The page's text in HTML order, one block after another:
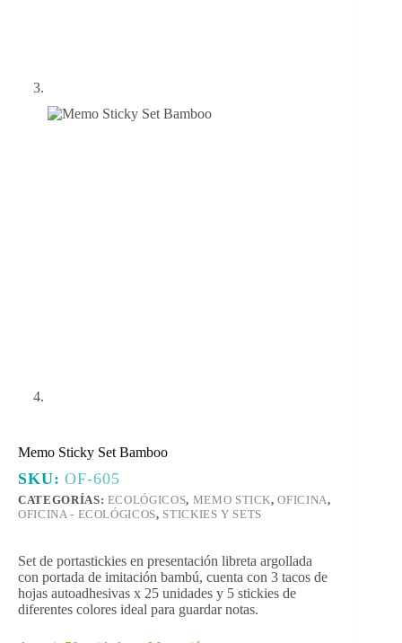
Memo Sticky Set Bamboo
SKU:OF-605
CATEGORÍAS: ECOLÓGICOS, MEMO STICK,OFICINA,
OFICINA - ECOLÓGICOS, STICKIES Y SETS
Set de portastickies en presentación libreta argollada
con portada de imitación bambú, cuenta con 3 tacos de
hojas autoadhesivas x 25 unidades y 5 stickies de
diferentes colores ideal para guardar notas.